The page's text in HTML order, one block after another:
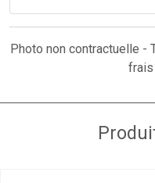
Photo non contractuelle -
frais